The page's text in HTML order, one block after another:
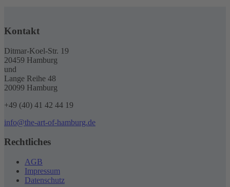
Kontakt
Ditmar-Koel-Str. 19
20459 Hamburg
und
Lange Reihe 48
20099 Hamburg
+49 (40) 41 42 44 19
info@the-art-of-hamburg.de
Rechtliches
AGB
Impressum
Datenschutz